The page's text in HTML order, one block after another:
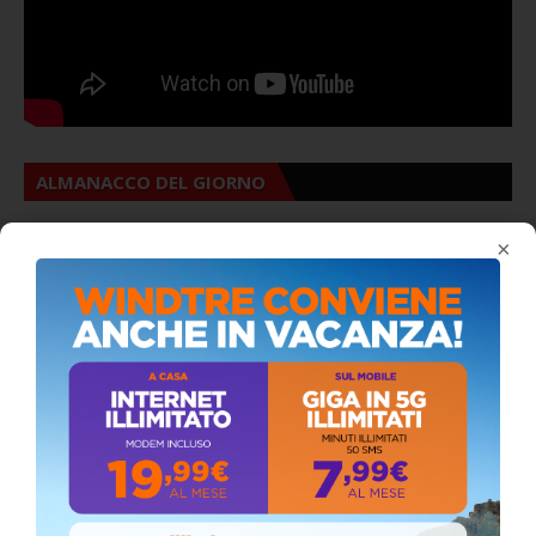
×
ALMANACCO DEL GIORNO
Coronavirus: messaggio del Sindaco Zambito
ai cittadini